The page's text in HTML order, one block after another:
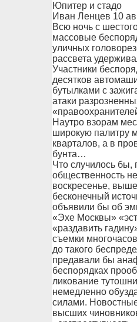
Юпитер и стадо
Иван Ленцев 10
Всю ночь с
массовые
уличных
рассвета
Участники
десятков
бутылками с
атаки
Наутро взорам
широкую палитру
кварталов, а в
бунта…
Что случилось бы,
общественность
воскресенье,
бесконечный
объявили бы об
«Эхе Москвы»
«раздавить
съемки
до такого
предавали бы
беспорядках
ликование
немедленно
силами.
высших